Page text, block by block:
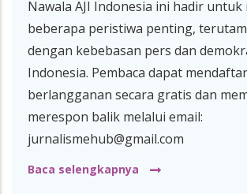
Nawala AJI Indonesia ini hadir
beberapa peristiwa penting,
dengan kebebasan pers dan
Indonesia. Pembaca dapat mendaftar
berlangganan secara gratis dan
merespon balik melalui email:
jurnalismehub@gmail.com
Baca selengkapnya